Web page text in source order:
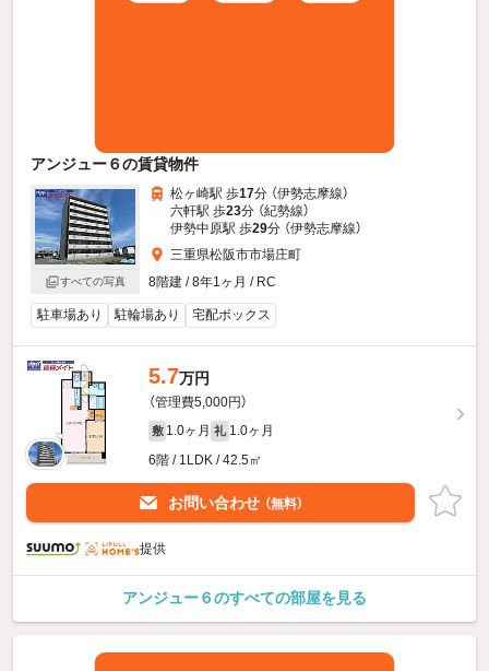
アンジュー６の賃貸物件
すべての写真
松ヶ崎駅 歩17分 （伊勢志摩線）
六軒駅 歩23分 （紀勢線）
伊勢中原駅 歩29分 （伊勢志摩線）
三重県松阪市市場庄町
8階建 / 8年1ヶ月 / RC
駐車場あり 駐輪場あり 宅配ボックス
5.7万円
（管理費5,000円）
敷 1.0ヶ月 礼 1.0ヶ月
6階 / 1LDK / 42.5㎡
お問い合わせ （無料）
提供
アンジュー６のすべての部屋を見る